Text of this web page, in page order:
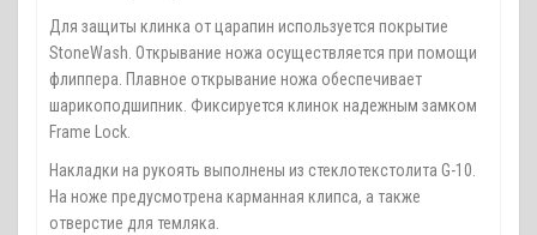
Для защиты клинка от царапин используется покрытие
StoneWash. Открывание ножа осуществляется при помощи
флиппера. Плавное открывание ножа обеспечивает
шарикоподшипник. Фиксируется клинок надежным замком
Frame Lock.
Накладки на рукоять выполнены из стеклотекстолита G-10.
На ноже предусмотрена карманная клипса, а также
отверстие для темляка.